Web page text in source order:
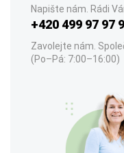
Napište nám. Rádi
+420 499 97 97
Zavolejte nám.
(Po–Pá: 7:00–16:00)